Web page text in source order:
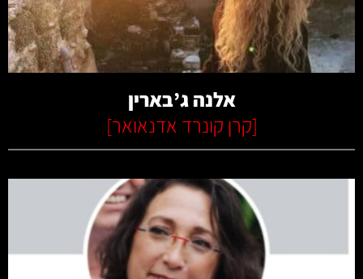
קרא עוד
אלנה ג’בארין
[קרן קונרד אדנאואר]